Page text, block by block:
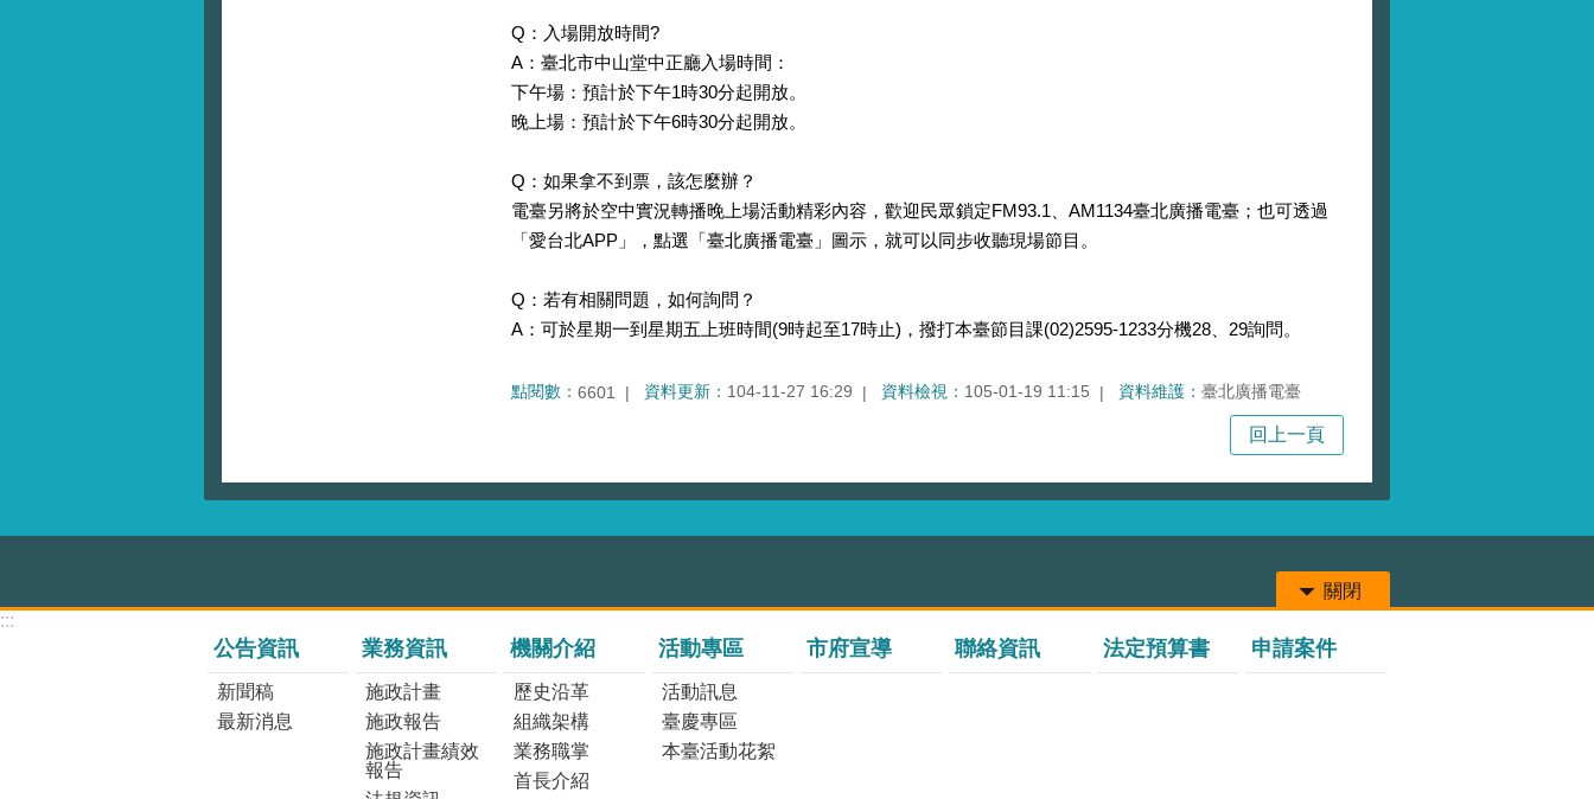
Q：入場開放時間?
A：臺北市中山堂中正廳入場時間：
下午場：預計於下午1時30分起開放。
晚上場：預計於下午6時30分起開放。
Q：如果拿不到票，該怎麼辦？
電臺另將於空中實況轉播晚上場活動精彩內容，歡迎民眾鎖定FM93.1、AM1134臺北廣播電臺；也可透過
「愛台北APP」，點選「臺北廣播電臺」圖示，就可以同步收聽現場節目。
Q：若有相關問題，如何詢問？
A：可於星期一到星期五上班時間(9時起至17時止)，撥打本臺節目課(02)2595-1233分機28、29詢問。
點閱數： 6601 資料更新： 104-11-27 16:29 資料檢視： 105-01-19 11:15 資料維護： 臺北廣播電臺
回上一頁
關閉
:::
公告資訊
新聞稿
最新消息
業務資訊
施政計畫
施政報告
施政計畫績效
報告
機關介紹
歷史沿革
組織架構
業務職掌
首長介紹
活動專區
活動訊息
臺慶專區
本臺活動花絮
市府宣導 聯絡資訊 法定預算書 申請案件